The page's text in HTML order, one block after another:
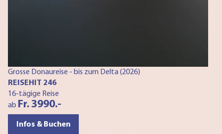
Grosse Donaureise - bis zum Delta (2026)
REISEHIT 246
16-tägige Reise
ab Fr. 3990.-
Infos & Buchen